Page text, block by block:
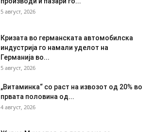
5 август, 2026
Кризата во германската автомобилска
индустрија го намали уделот на
Германија во...
5 август, 2026
„Витаминка“ со раст на извозот од 20% во
првата половина од...
4 август, 2026